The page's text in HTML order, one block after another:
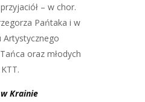
– w chor.
Pańtaka i w
Artystycznego
oraz młodych
Krainie